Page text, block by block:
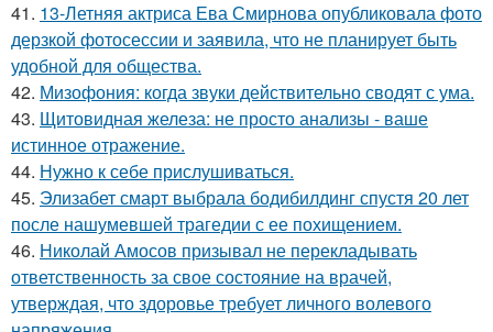
41. 13-Летняя актриса Ева Смирнова опубликовала фото
дерзкой фотосессии и заявила, что не планирует быть
удобной для общества.
42. Мизофония: когда звуки действительно сводят с ума.
43. Щитовидная железа: не просто анализы - ваше
истинное отражение.
44. Нужно к себе прислушиваться.
45. Элизабет смарт выбрала бодибилдинг спустя 20 лет
после нашумевшей трагедии с ее похищением.
46. Николай Амосов призывал не перекладывать
ответственность за свое состояние на врачей,
утверждая, что здоровье требует личного волевого